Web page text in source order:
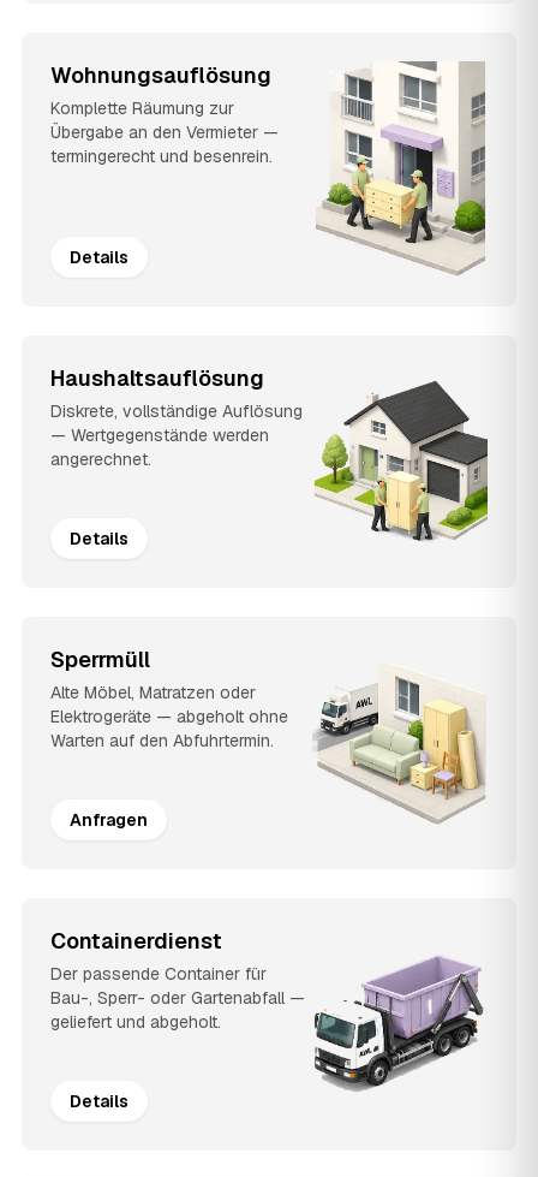
Wohnungsauflösung
Komplette Räumung zur
Übergabe an den Vermieter —
termingerecht und besenrein.
Details
Haushaltsauflösung
Diskrete, vollständige Auflösung
— Wertgegenstände werden
angerechnet.
Details
Sperrmüll
Alte Möbel, Matratzen oder
Elektrogeräte — abgeholt ohne
Warten auf den Abfuhrtermin.
Anfragen
Containerdienst
Der passende Container für
Bau-, Sperr- oder Gartenabfall —
geliefert und abgeholt.
Details